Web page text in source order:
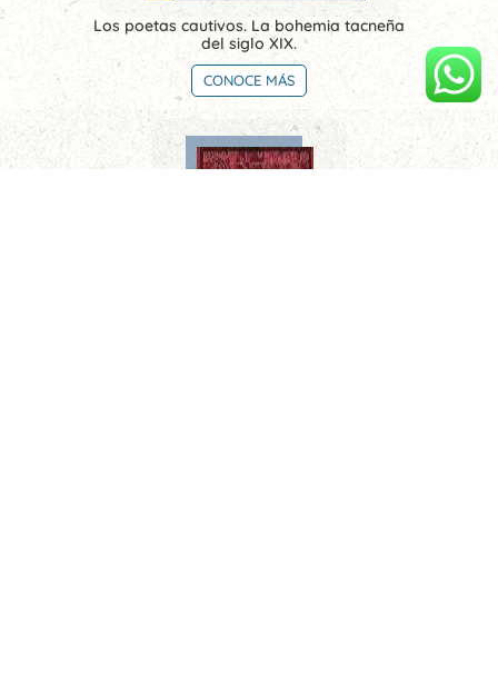
Los poetas cautivos. La bohemia tacneña
del siglo XIX.
CONOCE MÁS